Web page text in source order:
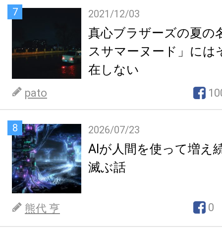
7 2021/12/03
真心ブラザーズの夏の
スサマーヌード」には
在しない
pato
8 2026/07/23
AIが人間を使って増え
滅ぶ話
熊代 亨 0